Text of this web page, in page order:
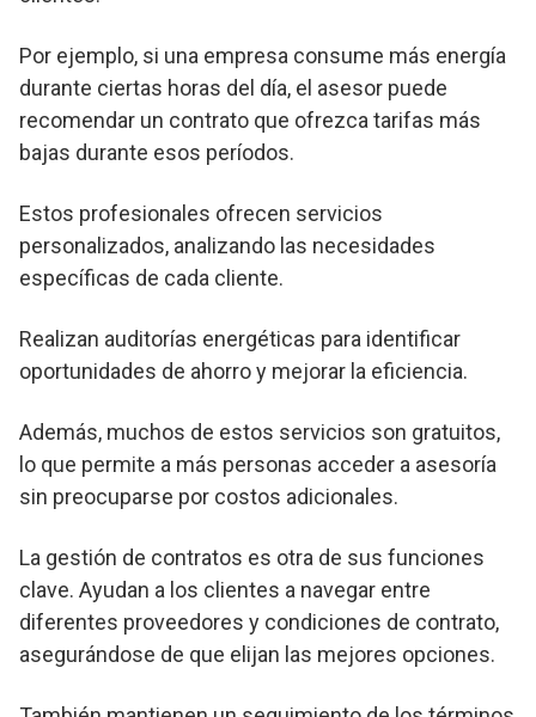
Por ejemplo, si una empresa consume más energía
durante ciertas horas del día, el asesor puede
recomendar un contrato que ofrezca tarifas más
bajas durante esos períodos.
Estos profesionales ofrecen servicios
personalizados, analizando las necesidades
específicas de cada cliente.
Realizan auditorías energéticas para identificar
oportunidades de ahorro y mejorar la eficiencia.
Además, muchos de estos servicios son gratuitos,
lo que permite a más personas acceder a asesoría
sin preocuparse por costos adicionales.
La gestión de contratos es otra de sus funciones
clave. Ayudan a los clientes a navegar entre
diferentes proveedores y condiciones de contrato,
asegurándose de que elijan las mejores opciones.